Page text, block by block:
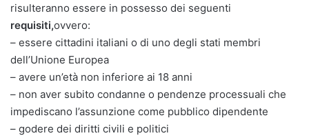
risulteranno essere in possesso dei seguenti
requisiti,ovvero:
– essere cittadini italiani o di uno degli stati membri
dell’Unione Europea
– avere un’età non inferiore ai 18 anni
– non aver subito condanne o pendenze processuali che
impediscano l’assunzione come pubblico dipendente
– godere dei diritti civili e politici